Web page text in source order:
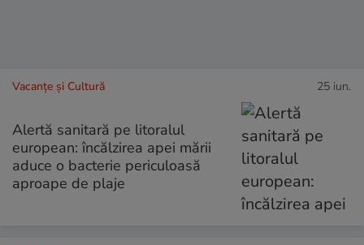
Vacanțe și Cultură 25 iun.
Alertă sanitară pe litoralul
european: încălzirea apei mării
aduce o bacterie periculoasă
aproape de plaje